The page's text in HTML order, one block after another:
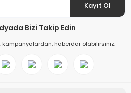
Kayıt Ol
Bizi Takip Edin
kampanyalardan, haberdar olabilirsiniz.